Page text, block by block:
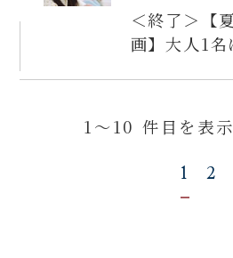
＜終了＞【
画】大人1
1～10 件目を表
1 2